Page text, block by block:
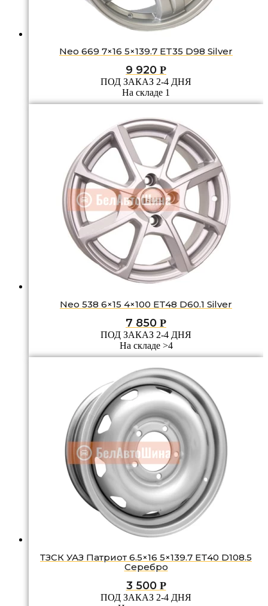
Neo 669 7×16 5×139.7 ET35 D98 Silver
9 920 Р
ПОД ЗАКАЗ 2-4 ДНЯ
На складе 1
Neo 538 6×15 4×100 ET48 D60.1 Silver
7 850 Р
ПОД ЗАКАЗ 2-4 ДНЯ
На складе >4
ТЗСК УАЗ Патриот 6.5×16 5×139.7 ET40 D108.5
Серебро
3 500 Р
ПОД ЗАКАЗ 2-4 ДНЯ